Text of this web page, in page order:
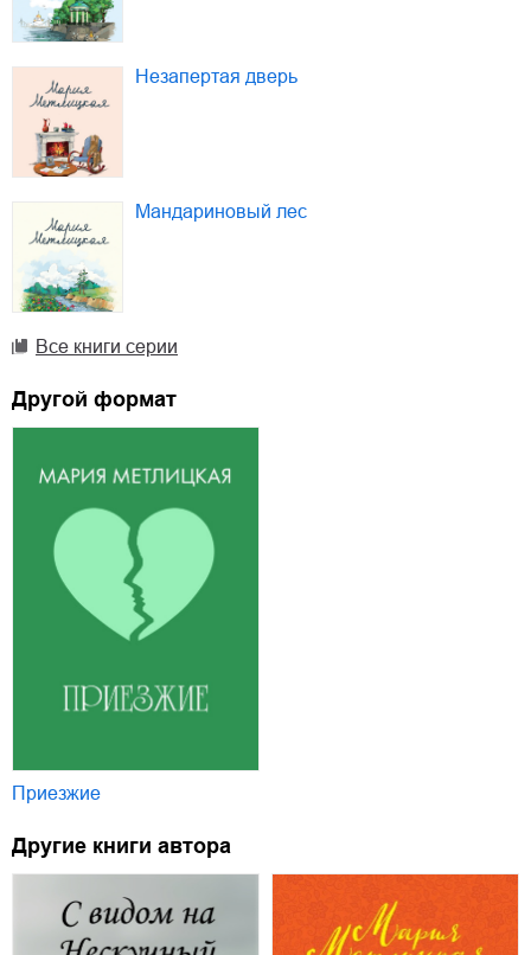
Незапертая дверь
Мандариновый лес
Все книги серии
Другой формат
Приезжие
Другие книги автора